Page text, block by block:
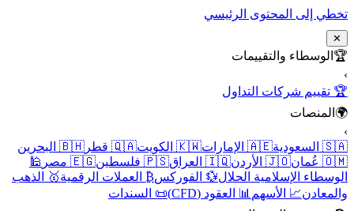
تخطي إلى المحتوى الرئيسي
✕
🏆 الوسطاء والتقييمات
›
🏆 تقييم شركات التداول
🌍 المنصات
›
🇸🇦 السعودية
🇦🇪 الإمارات 🇰🇼 الكويت 🇶🇦 قطر
🇧🇭 البحرين
🇴🇲 عُمان
🇯🇴 الأردن 🇮🇶 العراق 🇵🇸 فلسطين 🇪🇬 مصر
🕌
الوسطاء الإسلامية الحلال💱 الفوركس₿ العملات الرقمية🥇 الذهب
والمعادن📈 الأسهم 📊 العقود (CFD)
📜 السندات